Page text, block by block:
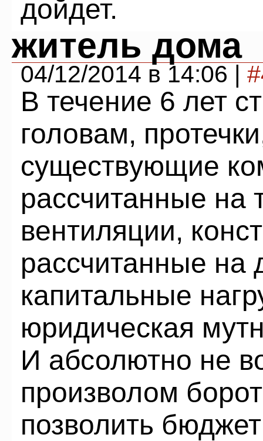
дойдет.
житель дома
04/12/2014 в 14:06 |
В течение 6 лет
головам,
существующие
рассчитанные на
вентиляции,
рассчитанные на
капитальные
юридическая
И абсолютно не
произволом
позволить